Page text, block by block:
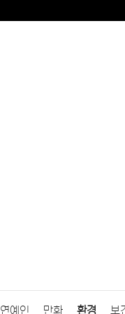
연예인 만화 환경 보